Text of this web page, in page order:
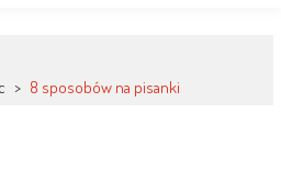
> 8 sposobów na pisanki